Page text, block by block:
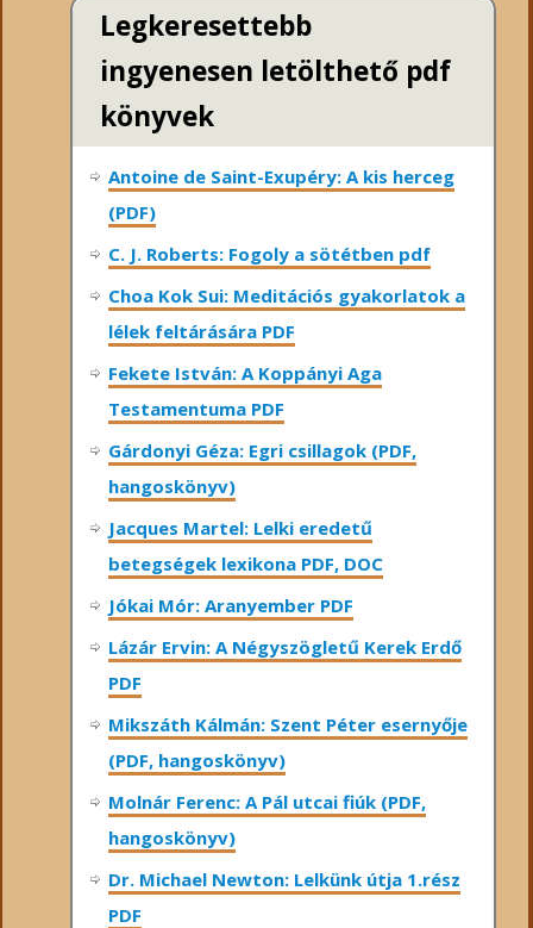
Legkeresettebb
ingyenesen letölthető pdf
könyvek
Antoine de Saint-Exupéry: A kis herceg
(PDF)
C. J. Roberts: Fogoly a sötétben pdf
Choa Kok Sui: Meditációs gyakorlatok a
lélek feltárására PDF
Fekete István: A Koppányi Aga
Testamentuma PDF
Gárdonyi Géza: Egri csillagok (PDF,
hangoskönyv)
Jacques Martel: Lelki eredetű
betegségek lexikona PDF, DOC
Jókai Mór: Aranyember PDF
Lázár Ervin: A Négyszögletű Kerek Erdő
PDF
Mikszáth Kálmán: Szent Péter esernyője
(PDF, hangoskönyv)
Molnár Ferenc: A Pál utcai fiúk (PDF,
hangoskönyv)
Dr. Michael Newton: Lelkünk útja 1.rész
PDF